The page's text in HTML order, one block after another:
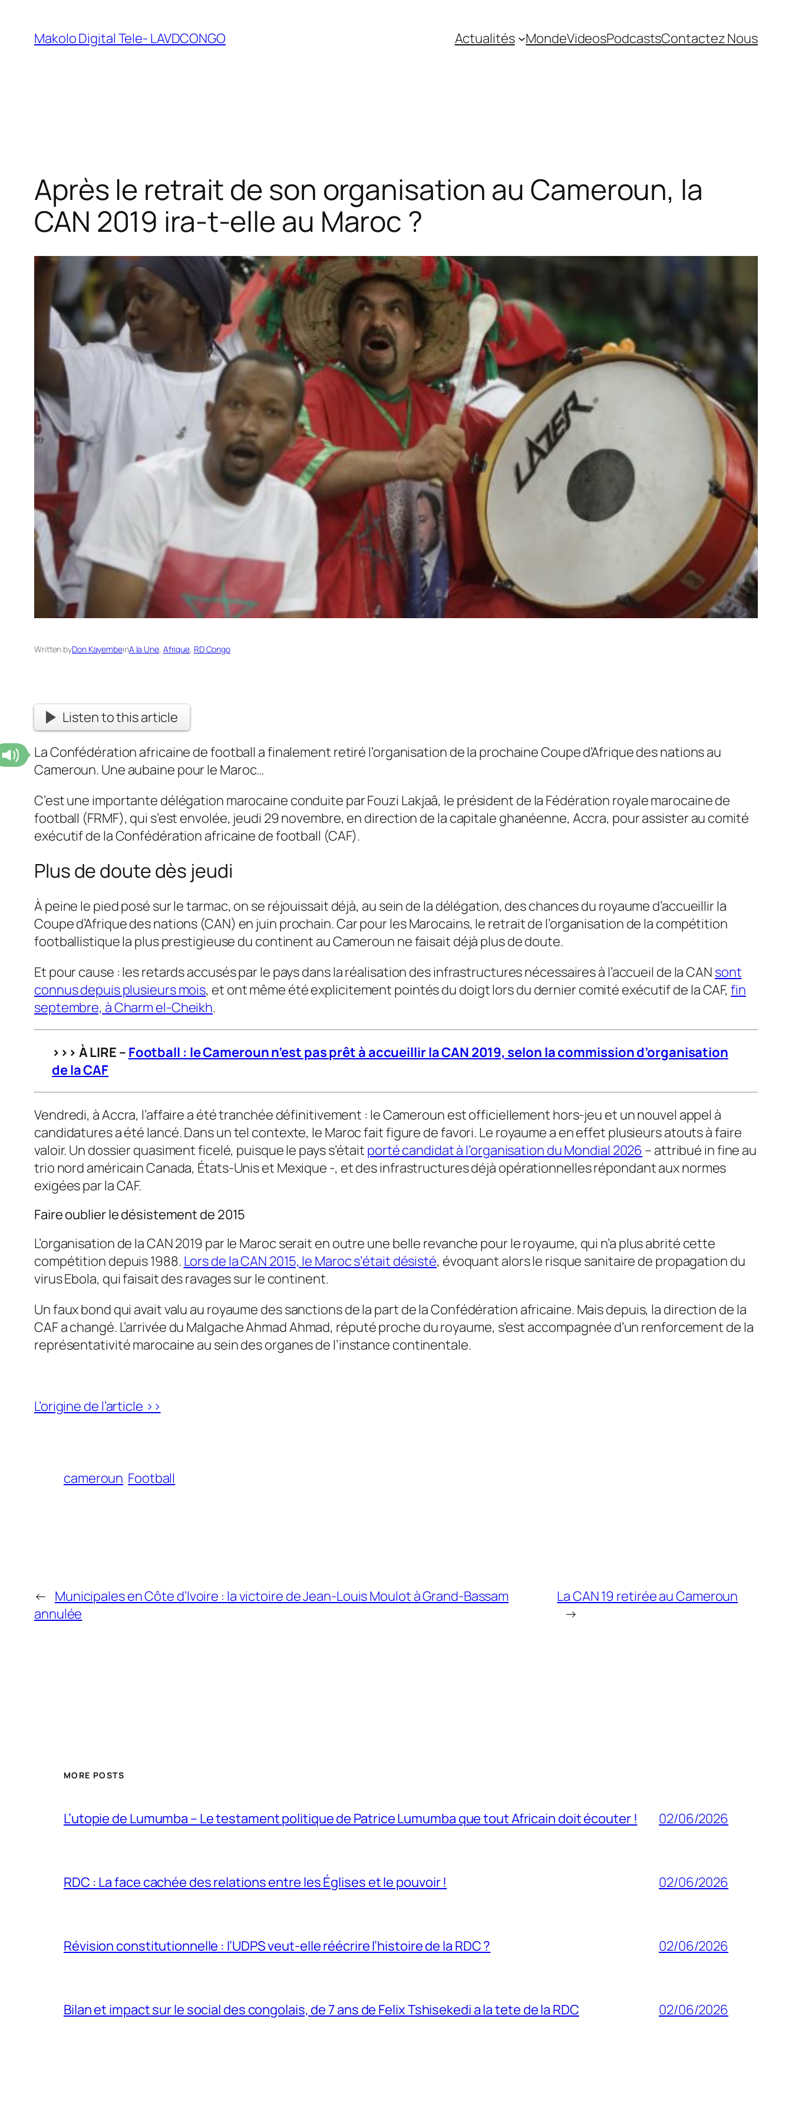
Makolo Digital Tele- LAVDCONGO Actualités MondeVideosPodcastsContactez Nous
Après le retrait de son organisation au Cameroun, la
CAN 2019 ira-t-elle au Maroc ?
Written byDon KayembeinA la Une, Afrique, RD Congo
Listen to this article
La Confédération africaine de football a finalement retiré l’organisation de la prochaine Coupe d’Afrique des nations au
Cameroun. Une aubaine pour le Maroc…
C’est une importante délégation marocaine conduite par Fouzi Lakjaâ, le président de la Fédération royale marocaine de
football (FRMF), qui s’est envolée, jeudi 29 novembre, en direction de la capitale ghanéenne, Accra, pour assister au comité
exécutif de la Confédération africaine de football (CAF).
Plus de doute dès jeudi
À peine le pied posé sur le tarmac, on se réjouissait déjà, au sein de la délégation, des chances du royaume d’accueillir la
Coupe d’Afrique des nations (CAN) en juin prochain. Car pour les Marocains, le retrait de l’organisation de la compétition
footballistique la plus prestigieuse du continent au Cameroun ne faisait déjà plus de doute.
Et pour cause : les retards accusés par le pays dans la réalisation des infrastructures nécessaires à l’accueil de la CAN sont
connus depuis plusieurs mois, et ont même été explicitement pointés du doigt lors du dernier comité exécutif de la CAF,fin
septembre, à Charm el-Cheikh.
>>> À LIRE – Football : le Cameroun n’est pas prêt à accueillir la CAN 2019, selon la commission d’organisation
de la CAF
Vendredi, à Accra, l’affaire a été tranchée définitivement : le Cameroun est officiellement hors-jeu et un nouvel appel à
candidatures a été lancé. Dans un tel contexte, le Maroc fait figure de favori. Le royaume a en effet plusieurs atouts à faire
valoir. Un dossier quasiment ficelé, puisque le pays s’était porté candidat à l’organisation du Mondial 2026 – attribué in fine au
trio nord américain Canada, États-Unis et Mexique -, et des infrastructures déjà opérationnelles répondant aux normes
exigées par la CAF.
Faire oublier le désistement de 2015
L’organisation de la CAN 2019 par le Maroc serait en outre une belle revanche pour le royaume, qui n’a plus abrité cette
compétition depuis 1988. Lors de la CAN 2015, le Maroc s’était désisté, évoquant alors le risque sanitaire de propagation du
virus Ebola, qui faisait des ravages sur le continent.
Un faux bond qui avait valu au royaume des sanctions de la part de la Confédération africaine. Mais depuis, la direction de la
CAF a changé. L’arrivée du Malgache Ahmad Ahmad, réputé proche du royaume, s’est accompagnée d’un renforcement de la
représentativité marocaine au sein des organes de l’instance continentale.
L’origine de l’article >>
cameroun Football
← Municipales en Côte d’Ivoire : la victoire de Jean-Louis Moulot à Grand-Bassam
annulée
La CAN 19 retirée au Cameroun
→
MORE POSTS
L’utopie de Lumumba – Le testament politique de Patrice Lumumba que tout Africain doit écouter ! 02/06/2026
RDC : La face cachée des relations entre les Églises et le pouvoir ! 02/06/2026
Révision constitutionnelle : l’UDPS veut-elle réécrire l’histoire de la RDC ? 02/06/2026
Bilan et impact sur le social des congolais, de 7 ans de Felix Tshisekedi a la tete de la RDC 02/06/2026